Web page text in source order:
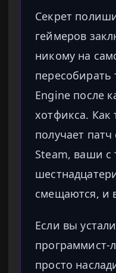
Секрет
геймеров
никому на
пересобирать
Engine после
хотфикса. Как
получает
Steam, ваши с
смещаются, и
Если вы
программист-
просто